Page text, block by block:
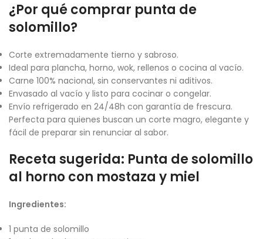
¿Por qué comprar punta de
solomillo?
Corte extremadamente tierno y sabroso.
Ideal para plancha, horno, wok, rellenos o cocina al vacío.
Carne 100% nacional, sin conservantes ni aditivos.
Envasado al vacío y listo para cocinar o congelar.
Envío refrigerado en 24/48h con garantía de frescura.
Perfecta para quienes buscan un corte magro, elegante y
fácil de preparar sin renunciar al sabor.
Receta sugerida: Punta de solomillo
al horno con mostaza y miel
Ingredientes:
1 punta de solomillo